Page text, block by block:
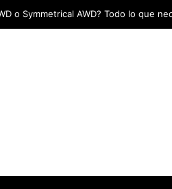
marcaron el inicio del Campeonato